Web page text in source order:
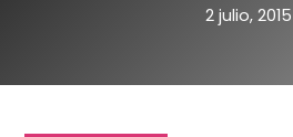
2 julio, 2015